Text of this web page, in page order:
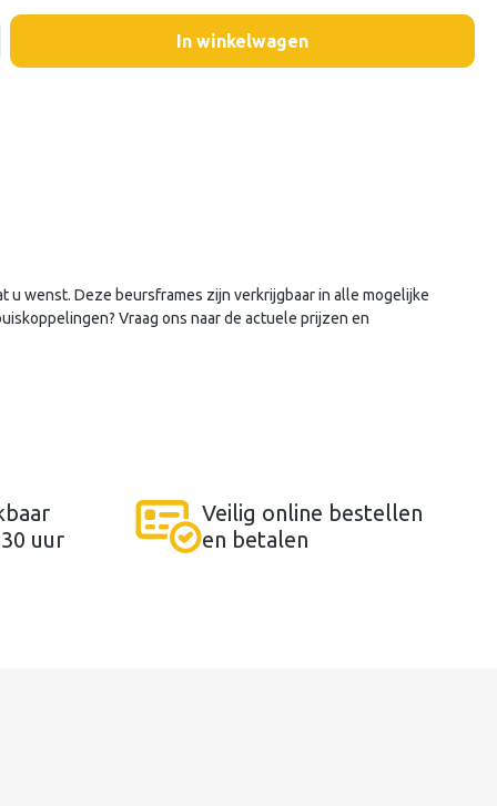
In winkelwagen
wenst. Deze beursframes zijn verkrijgbaar in alle mogelijke
Vraag ons naar de actuele prijzen en
uur
Veilig online bestellen
en betalen